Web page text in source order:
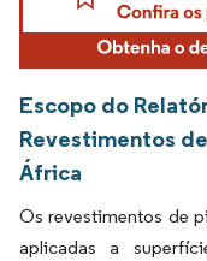
Escopo do
Revestimentos
África
Os revestimentos de
aplicadas a